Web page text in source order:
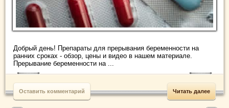
Добрый день! Препараты для прерывания беременности на
ранних сроках - обзор, цены и видео в нашем материале.
Прерывание беременности на ...
Читать далее
Оставить комментарий